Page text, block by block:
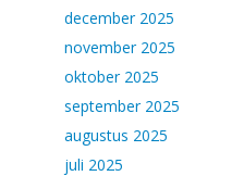
december 2025
november 2025
oktober 2025
september 2025
augustus 2025
juli 2025